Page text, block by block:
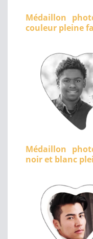
Médaillon
couleur pleine
Médaillon
noir et blanc